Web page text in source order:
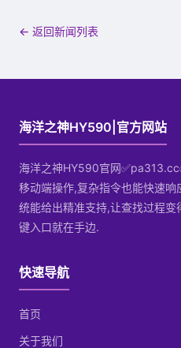
← 返回新闻列表
海洋之神HY590|官方网站
海洋之神HY590官网
移动端操作,复杂指令也能快速
统能给出精准支持,让查找过程
键入口就在手边.
快速导航
首页
关于我们